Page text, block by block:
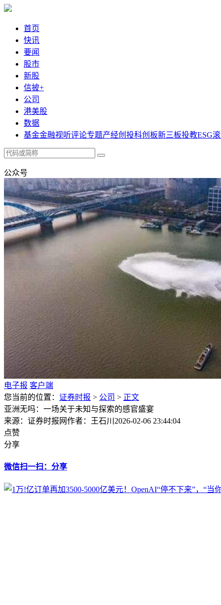
首页
快讯
要闻
股市
新股
信披+
公司
港美股
数据
基金金融视听评论专题产经创投科创板新三板投教ESG
公众号
电子报 客户端
您当前的位置： 证券时报 > 公司 > 正文
亚洲无吗：一场关于未知与探索的感官盛宴
来源：证券时报网作者：王石川 2026-02-06 23:44:04
点赞
分享
微信扫一扫：分享